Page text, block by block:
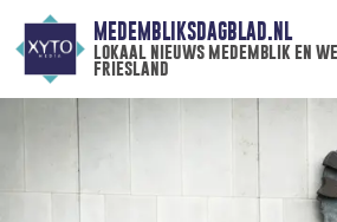
MEDEMBLIKSDAGBLAD.NL
lokaal nieuws medemblik en
friesland